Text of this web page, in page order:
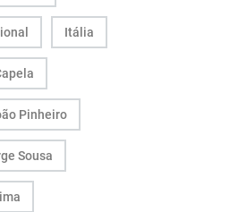
Itália
Pinheiro
Sousa